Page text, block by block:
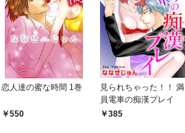
恋人達の蜜な時間 1巻
￥550
見られちゃった！！ 満
員電車の痴漢プレイ
￥385